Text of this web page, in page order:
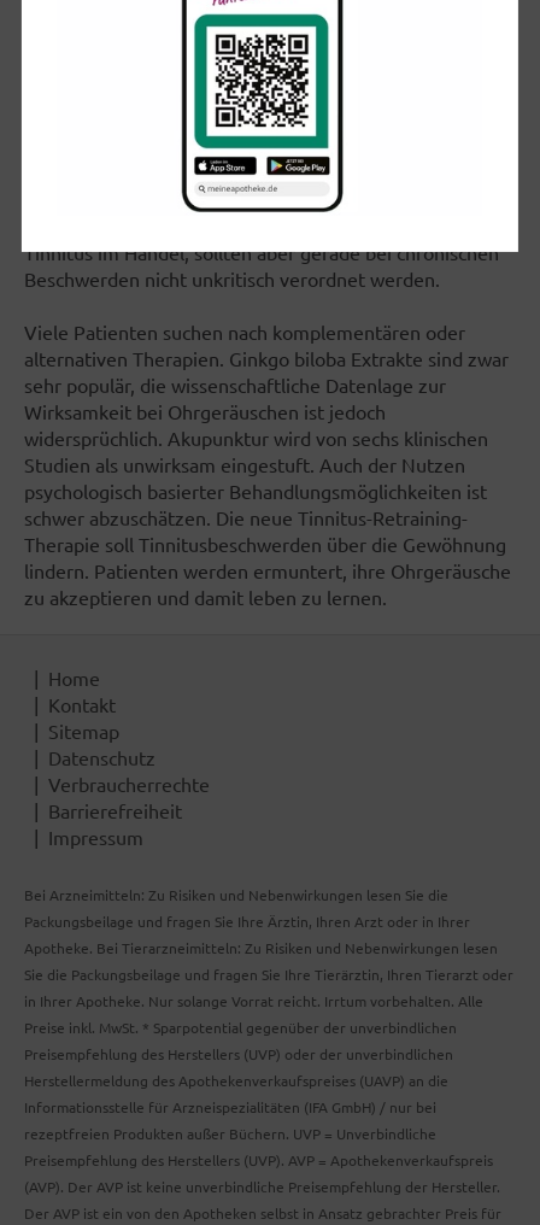
Die Therapie sollte in Abhängigkeit der Ursachen und
Behandlungsdauer erfolgen. Ein spezifisches „Anti-
Tinnitus-Medikament“ gibt es nicht und kann es aufgrund
der unterschiedlichen Ursachen und Erscheinungen des
Tinnitus auch nicht geben. Gelegentlich konnten Erfolge
nach Verabreichung von hohen Dosen Lidocain
verzeichnet werden, die unerwünschten
Nebenwirkungen sind allerdings auch beträchtlich. Auch
Tinnitus im Handel, sollten aber gerade bei chronischen
Beschwerden nicht unkritisch verordnet werden.
Viele Patienten suchen nach komplementären oder
alternativen Therapien. Ginkgo biloba Extrakte sind zwar
sehr populär, die wissenschaftliche Datenlage zur
Wirksamkeit bei Ohrgeräuschen ist jedoch
widersprüchlich. Akupunktur wird von sechs klinischen
Studien als unwirksam eingestuft. Auch der Nutzen
psychologisch basierter Behandlungsmöglichkeiten ist
schwer abzuschätzen. Die neue Tinnitus-Retraining-
Therapie soll Tinnitusbeschwerden über die Gewöhnung
lindern. Patienten werden ermuntert, ihre Ohrgeräusche
zu akzeptieren und damit leben zu lernen.
Home
Kontakt
Sitemap
Datenschutz
Verbraucherrechte
Barrierefreiheit
Impressum
Bei Arzneimitteln: Zu Risiken und Nebenwirkungen lesen Sie die
Packungsbeilage und fragen Sie Ihre Ärztin, Ihren Arzt oder in Ihrer
Apotheke. Bei Tierarzneimitteln: Zu Risiken und Nebenwirkungen lesen
Sie die Packungsbeilage und fragen Sie Ihre Tierärztin, Ihren Tierarzt oder
in Ihrer Apotheke. Nur solange Vorrat reicht. Irrtum vorbehalten. Alle
Preise inkl. MwSt. * Sparpotential gegenüber der unverbindlichen
Preisempfehlung des Herstellers (UVP) oder der unverbindlichen
Herstellermeldung des Apothekenverkaufspreises (UAVP) an die
Informationsstelle für Arzneispezialitäten (IFA GmbH) / nur bei
rezeptfreien Produkten außer Büchern. UVP = Unverbindliche
Preisempfehlung des Herstellers (UVP). AVP = Apothekenverkaufspreis
(AVP). Der AVP ist keine unverbindliche Preisempfehlung der Hersteller.
Der AVP ist ein von den Apotheken selbst in Ansatz gebrachter Preis für